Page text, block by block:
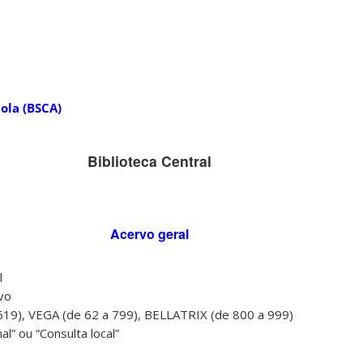
(BSCA)
Biblioteca Central
Acervo geral
VEGA (de 62 a 799), BELLATRIX (de 800 a 999)
ou “Consulta local”